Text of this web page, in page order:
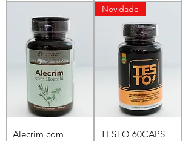
Alecrim com
Novidade
TESTO 60CAPS